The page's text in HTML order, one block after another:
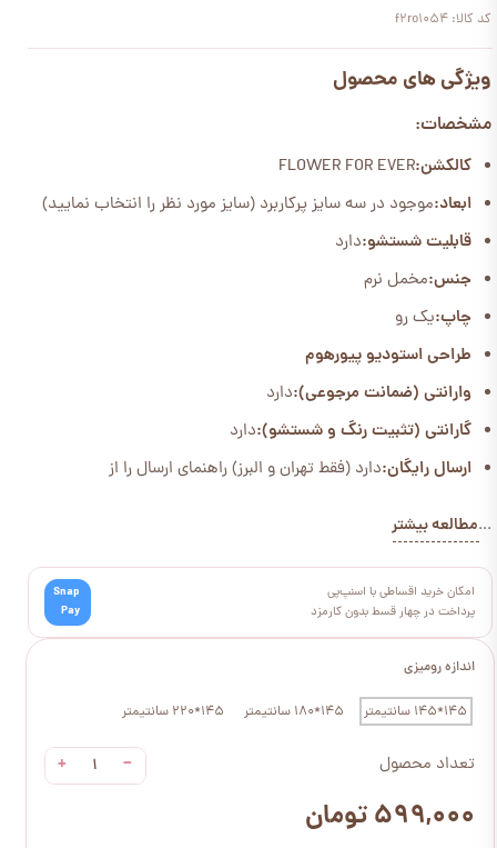
اندازه رومیزی
145*145 سانتیمتر 145*180 سانتیمتر 145*220 سانتیمتر
تعداد محصول −
+
۵۹۹,۰۰۰ تومان
کد کالا: f2ro1054
ویژگی های محصول
مشخصات:
کالکشن:FLOWER FOR EVER
ابعاد:موجود در سه سایز پرکاربرد (سایز مورد نظر را انتخاب نمایید)
قابلیت شستشو:دارد
جنس:مخمل نرم
چاپ:یک رو
طراحی استودیو پیورهوم
وارانتی (ضمانت مرجوعی):دارد
گارانتی (تثبیت رنگ و شستشو):دارد
ارسال رایگان:دارد (فقط تهران و البرز) راهنمای ارسال را از
...مطالعه بیشتر
امکان خرید اقساطی با اسنپ‌پی
پرداخت در چهار قسط بدون کارمزد
Snap
Pay